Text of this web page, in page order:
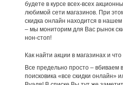
будете в курсе всех-всех
любимой сети магазинов. При
скидка онлайн находится в
– мы мониторим для Вас рынок
нон-стоп!
Как найти акции в магазинах и
Все предельно просто – вбиваем
поисковика «все скидки онлайн»